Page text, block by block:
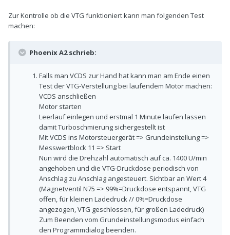
Zur Kontrolle ob die VTG funktioniert kann man folgenden Test
machen:
Phoenix A2 schrieb:
Falls man VCDS zur Hand hat kann man am Ende einen
Test der VTG-Verstellung bei laufendem Motor machen:
VCDS anschließen
Motor starten
Leerlauf einlegen und erstmal 1 Minute laufen lassen
damit Turboschmierung sichergestellt ist
Mit VCDS ins Motorsteuergerät => Grundeinstellung =>
Messwertblock 11 => Start
Nun wird die Drehzahl automatisch auf ca. 1400 U/min
angehoben und die VTG-Druckdose periodisch von
Anschlag zu Anschlag angesteuert. Sichtbar an Wert 4
(Magnetventil N75 => 99%=Druckdose entspannt, VTG
offen, für kleinen Ladedruck // 0%=Druckdose
angezogen, VTG geschlossen, für großen Ladedruck)
Zum Beenden vom Grundeinstellungsmodus einfach
den Programmdialog beenden.